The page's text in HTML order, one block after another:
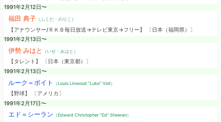
1991年2月12日〜
福田 典子（ふくだ・のりこ）
【アナウンサー/ＲＫＢ毎日放送→テレビ東京→フリー】 〔日本（福岡県）〕
1991年2月13日〜
伊勢 みはと （いせ・みはと）
【タレント】 〔日本（東京都）〕
1991年2月13日〜
ルーク＝ボイト （Louis Linwood “Luke” Voit）
【野球】 〔アメリカ〕
1991年2月17日〜
エド＝シーラン （Edward Christopher “Ed” Sheeran）